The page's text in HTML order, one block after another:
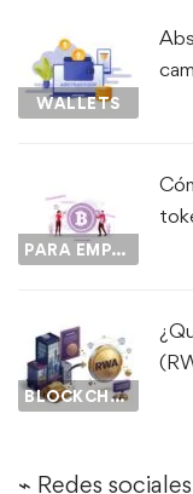
WALLETS
PARA EMPEZAR...
BLOCKCHAIN
⌁ Redes sociales